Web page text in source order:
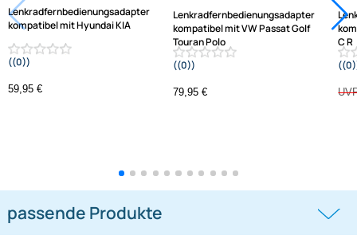
Jetzt auf Rechnung kaufen
Varianten: Lenkradfernbedienungsadapter